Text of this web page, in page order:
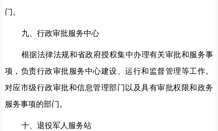
门。
九、行政审批服务中心
根据法律法规和省政府授权集中办理有关审批和服务事
项，负责行政审批服务中心建设、运行和监督管理等工作。
对应市级行政审批和信息管理部门以及具有审批权限和政务
服务事项的部门。
十、退役军人服务站